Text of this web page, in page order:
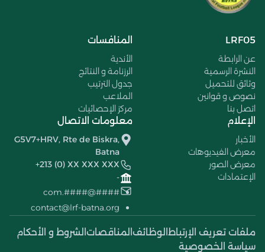
LRF05
عن الرابطة
النشرة الرسمية
وثائق للتحميل
نصوص و قوانين
اتصل بنا
المنافسات
الأندية
الرزنامة و النتائج
جدول الترتيب
الملاعب
مركز الإحصائيات
الإعلام
الأخبار
معرض الفيديوهات
معرض الصور
الإعتمادات
معلومات الاتصال
G5V7+HRV, Rte de Biskra,
Batna
+213 (0) XX XXX XXX
-
####@####.com
contact@lrf-batna.org
ملفات تعريف الإرتباط الوظائف المناقصات الشروط و الأحكام
سياسة الخصوصية